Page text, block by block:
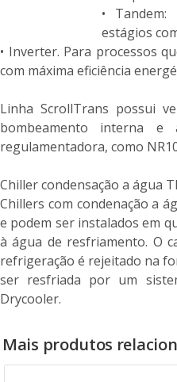
•
estágios
• Inverter. Para processos
com máxima eficiência
Linha ScrollTrans possui
bombeamento interna e
regulamentadora, como
Chiller condensação a água
Chillers com condenação a
e podem ser instalados em
à água de resfriamento. O
refrigeração é rejeitado na
ser resfriada por um
Drycooler.
Mais produtos